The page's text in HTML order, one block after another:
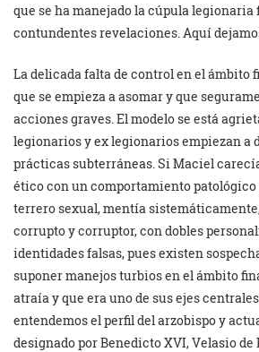
que se ha manejado la cúpula legionaria
contundentes revelaciones. Aquí
La delicada falta de control en el ámbito
que se empieza a asomar y que
acciones graves. El modelo se está
legionarios y ex legionarios empiezan a
prácticas subterráneas. Si Maciel
ético con un comportamiento
terrero sexual, mentía
corrupto y corruptor, con dobles
identidades falsas, pues existen
suponer manejos turbios en el ámbito
atraía y que era uno de sus ejes
entendemos el perfil del arzobispo y
designado por Benedicto XVI, Velasio de